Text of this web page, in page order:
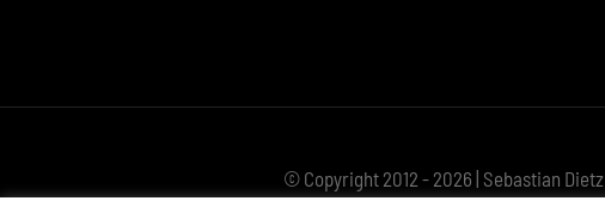
© Copyright 2012 - 2026 | Sebastian Dietz